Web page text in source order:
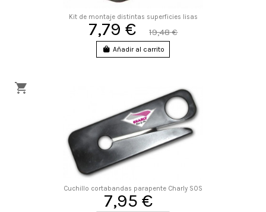
Kit de montaje distintas superficies lisas
7,79 € 19,48 €
Añadir al carrito
Cuchillo cortabandas parapente Charly SOS
7,95 €